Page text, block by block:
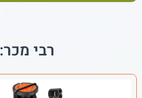
רבי מכר: